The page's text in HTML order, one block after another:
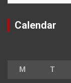
Calendar
M T